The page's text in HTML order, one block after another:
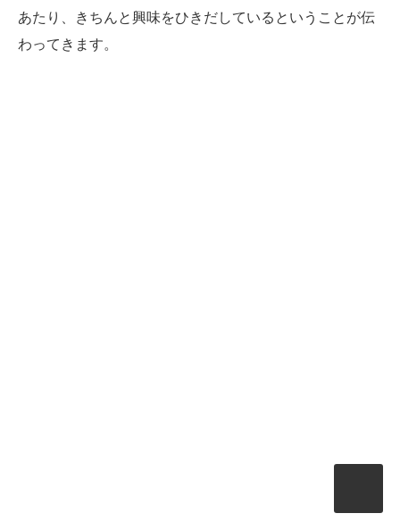
あたり、きちんと興味をひきだしているということが伝
わってきます。